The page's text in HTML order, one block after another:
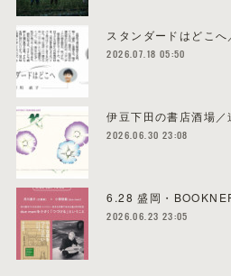
スタンダードはどこへ
2026.07.18 05:50
伊豆下田の書店酒場／
2026.06.30 23:08
6.28 盛岡・
2026.06.23 23:05